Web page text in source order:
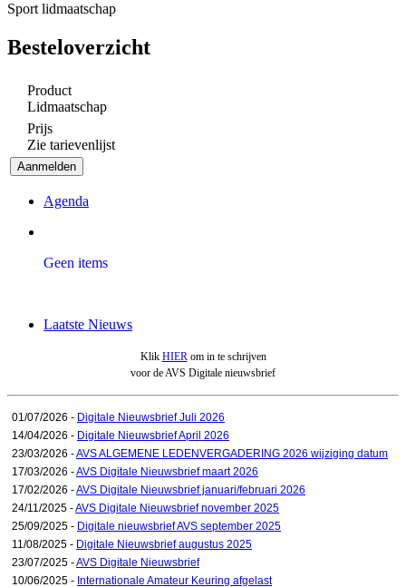
Sport lidmaatschap
Besteloverzicht
Product
Lidmaatschap
Prijs
Zie tarievenlijst
Agenda
Geen items
Laatste Nieuws
Klik HIERom in te schrijven
voor de AVS Digitale nieuwsbrief
01/07/2026 - Digitale Nieuwsbrief Juli 2026
14/04/2026 - Digitale Nieuwsbrief April 2026
23/03/2026 -AVS ALGEMENE LEDENVERGADERING 2026 wijziging datum
17/03/2026 -AVS Digitale Nieuwsbrief maart 2026
17/02/2026 -AVS Digitale Nieuwsbrief januari/februari 2026
24/11/2025 -AVS Digitale Nieuwsbrief november 2025
25/09/2025 - Digitale nieuwsbrief AVS september 2025
11/08/2025 - Digitale Nieuwsbrief augustus 2025
23/07/2025 -AVS Digitale Nieuwsbrief
10/06/2025 - Internationale Amateur Keuring afgelast